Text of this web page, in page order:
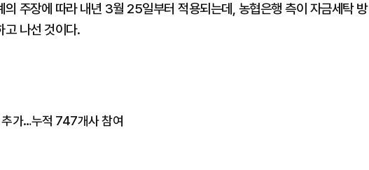
의 주장에 따라 내년 3월 25일부터 적용되는데, 농협은행 측이 자금세탁 방
고 나선 것이다.
가…누적 747개사 참여